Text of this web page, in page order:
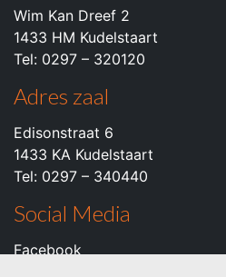
Wim Kan Dreef 2
1433 HM Kudelstaart
Tel: 0297 – 320120
Adres zaal
Edisonstraat 6
1433 KA Kudelstaart
Tel: 0297 – 340440
Social Media
Facebook